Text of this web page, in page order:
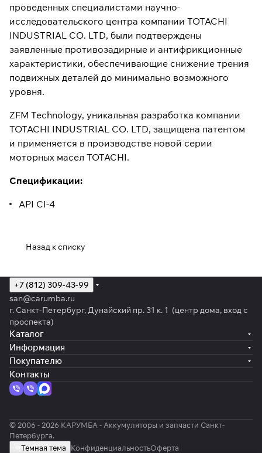
проведенных специалистами научно-
исследовательского центра компании TOTACHI
INDUSTRIAL CO. LTD, были подтверждены
заявленные противозадирные и антифрикционные
характеристики, обеспечивающие снижение трения
подвижных деталей до минимально возможного
уровня.
ZFM Technology, уникальная разработка компании
TOTACHI INDUSTRIAL CO. LTD, защищена патентом
и применяется в производстве новой серии
моторных масел TOTACHI.
Спецификации:
API CI-4
Назад к списку
+7 (812) 309-43-99
san@carumba.ru
г. Санкт-Петербург, Дунайский пр. 31 к. 1 (центр дома, вход с
проспекта)
Каталог
Информация
Покупателю
Контакты
© 2006 - 2026 КАРУМБА - Аккумуляторы и запчасти Санкт-
Петербурга.
Темная тема
КонфиденциальностьОферта